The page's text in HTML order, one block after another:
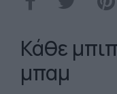
Κάθε
μπαμ